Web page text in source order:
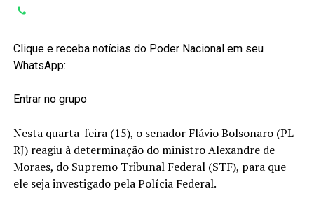
Clique e receba notícias do Poder Nacional em seu
WhatsApp:
Entrar no grupo
Nesta quarta-feira (15), o senador Flávio Bolsonaro (PL-
RJ) reagiu à determinação do ministro Alexandre de
Moraes, do Supremo Tribunal Federal (STF), para que
ele seja investigado pela Polícia Federal.